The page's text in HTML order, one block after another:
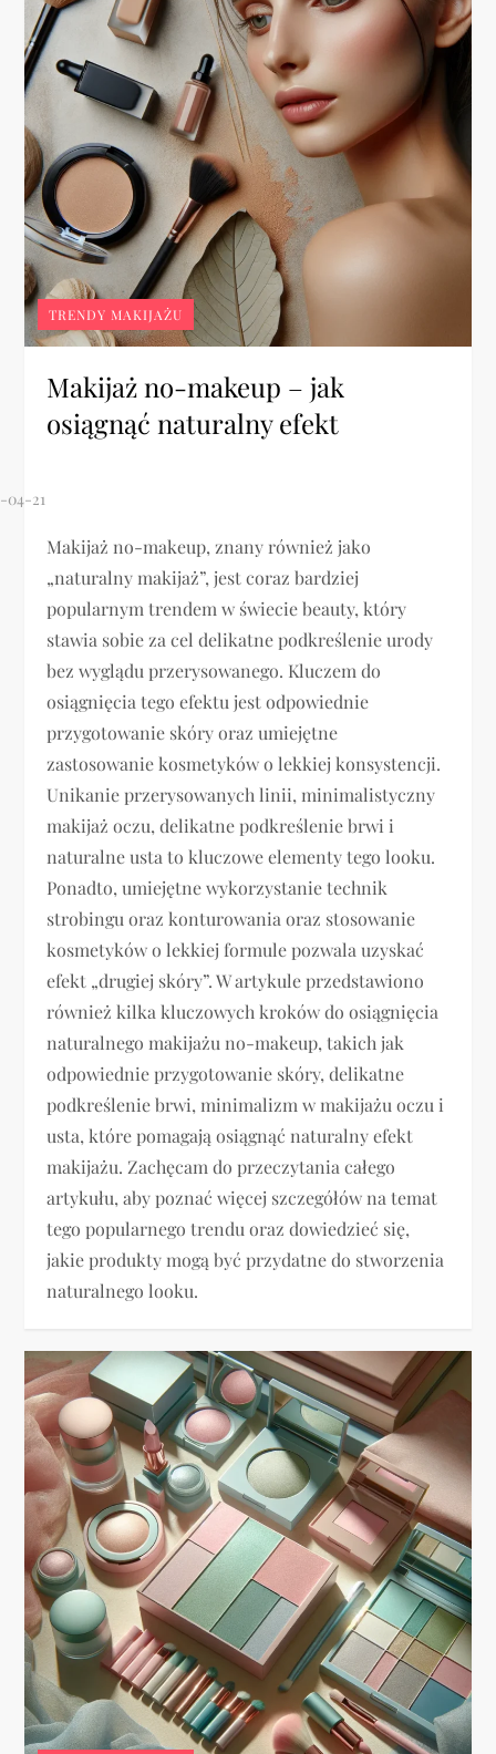
TRENDY MAKIJAŻU
Makijaż no-makeup – jak
osiągnąć naturalny efekt
Makijaż no-makeup, znany również jako
„naturalny makijaż”, jest coraz bardziej
popularnym trendem w świecie beauty, który
stawia sobie za cel delikatne podkreślenie urody
bez wyglądu przerysowanego. Kluczem do
osiągnięcia tego efektu jest odpowiednie
przygotowanie skóry oraz umiejętne
zastosowanie kosmetyków o lekkiej konsystencji.
Unikanie przerysowanych linii, minimalistyczny
makijaż oczu, delikatne podkreślenie brwi i
naturalne usta to kluczowe elementy tego looku.
Ponadto, umiejętne wykorzystanie technik
strobingu oraz konturowania oraz stosowanie
kosmetyków o lekkiej formule pozwala uzyskać
efekt „drugiej skóry”. W artykule przedstawiono
również kilka kluczowych kroków do osiągnięcia
naturalnego makijażu no-makeup, takich jak
odpowiednie przygotowanie skóry, delikatne
podkreślenie brwi, minimalizm w makijażu oczu i
usta, które pomagają osiągnąć naturalny efekt
makijażu. Zachęcam do przeczytania całego
artykułu, aby poznać więcej szczegółów na temat
tego popularnego trendu oraz dowiedzieć się,
jakie produkty mogą być przydatne do stworzenia
naturalnego looku.